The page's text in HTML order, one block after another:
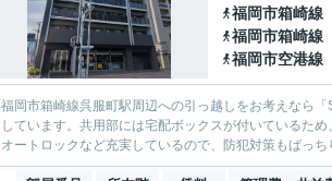
福岡市箱崎線
福岡市箱崎線
福岡市空港線
福岡市箱崎線呉服町駅周辺への引っ越しをお考えなら
しています。共用部には宅配ボックスが付いているた
オートロックなど充実しているので、防犯対策もばっ